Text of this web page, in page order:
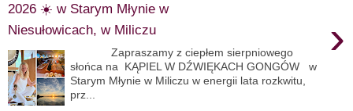
2026 ☀️ w Starym Młynie w
Niesułowicach, w Miliczu
›
Zapraszamy z ciepłem sierpniowego
słońca na KĄPIEL W DŹWIĘKACH GONGÓW w
Starym Młynie w Miliczu w energii lata rozkwitu,
prz...